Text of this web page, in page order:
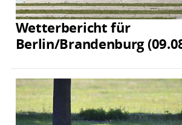
Wetterbericht für
Berlin/Brandenburg